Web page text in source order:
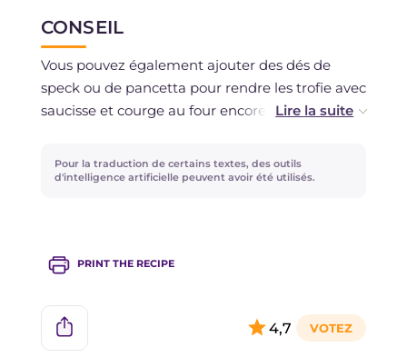
Vous pouvez les congeler avant ou après la
cuisson au four.
CONSEIL
Vous pouvez également ajouter des dés de
speck ou de pancetta pour rendre les trofie avec
saucisse et courge au four encore plus
À la place de la béchamel, vous pouvez utiliser à
Pour la traduction de certains textes, des outils
d'intelligence artificielle peuvent avoir été utilisés.
PRINT THE RECIPE
4,7